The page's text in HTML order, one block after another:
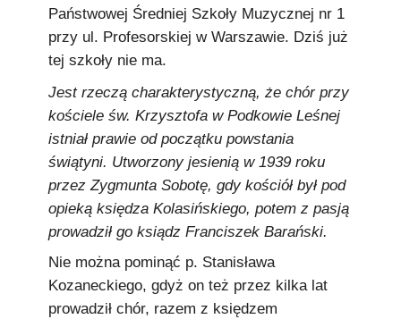
Państwowej Średniej Szkoły Muzycznej nr 1
przy ul. Profesorskiej w Warszawie. Dziś już
tej szkoły nie ma.
Jest rzeczą charakterystyczną, że chór przy
kościele św. Krzysztofa w Podkowie Leśnej
istniał prawie od początku powstania
świątyni. Utworzony jesienią w 1939 roku
przez Zygmunta Sobotę, gdy kościół był pod
opieką księdza Kolasińskiego, potem z pasją
prowadził go ksiądz Franciszek Barański.
Nie można pominąć p. Stanisława
Kozaneckiego, gdyż on też przez kilka lat
prowadził chór, razem z księdzem